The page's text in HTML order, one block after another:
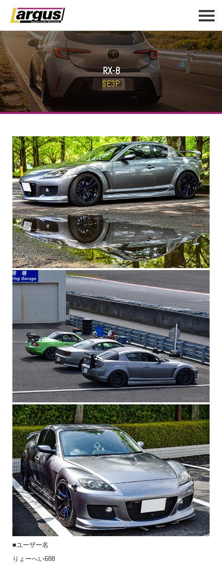
RX-8
SE3P
■ユーザー名
りょーへい688